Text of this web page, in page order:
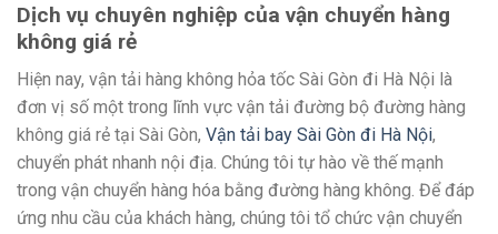
Dịch vụ chuyên nghiệp của vận chuyển hàng
không giá rẻ
Hiện nay, vận tải hàng không hỏa tốc Sài Gòn đi Hà Nội là
đơn vị số một trong lĩnh vực vận tải đường bộ đường hàng
không giá rẻ tại Sài Gòn, Vận tải bay Sài Gòn đi Hà Nội,
chuyển phát nhanh nội địa. Chúng tôi tự hào về thế mạnh
trong vận chuyển hàng hóa bằng đường hàng không. Để đáp
ứng nhu cầu của khách hàng, chúng tôi tổ chức vận chuyển